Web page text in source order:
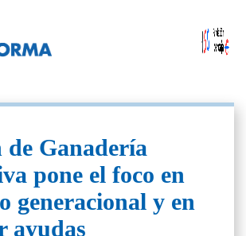
de Ganadería
pone el foco en
generacional y en
ayudas